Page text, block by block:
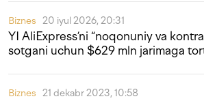
Biznes 20 iyul 2026, 20:31
YI AliExpress’ni “noqonuniy va
sotgani uchun $629 mln jarimaga
Biznes 21 dekabr 2023, 10:58